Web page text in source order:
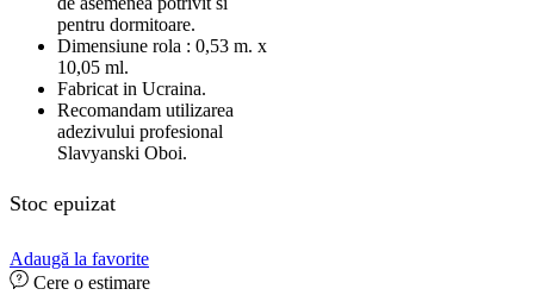
pentru dormitoare.
Dimensiune rola : 0,53 m. x
10,05 ml.
Fabricat in Ucraina.
Recomandam utilizarea
adezivului profesional
Slavyanski Oboi.
Stoc epuizat
Adaugă la favorite
Cere o estimare